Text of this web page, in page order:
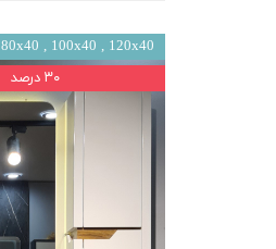
80x40 , 100x40 , 120x40 ابعاد سفارشی
۳۰ درصد